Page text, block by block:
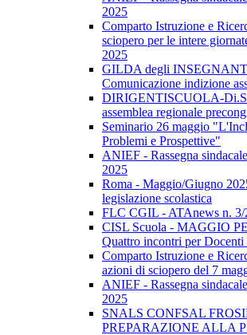
2025
Comparto Istruzione e
sciopero per le intere
2025
GILDA degli
Comunicazione indizione
DIRIGENTISCUOLA-
assemblea regionale
Seminario 26 maggio
Problemi e Prospettive"
ANIEF - Rassegna
2025
Roma - Maggio/Giugno
legislazione scolastica
FLC CGIL - ATAnews n. 3/
CISL Scuola - MAGGIO
Quattro incontri per Docenti
Comparto Istruzione e
azioni di sciopero del 7
ANIEF - Rassegna
2025
SNALS CONFSAL
PREPARAZIONE ALLA